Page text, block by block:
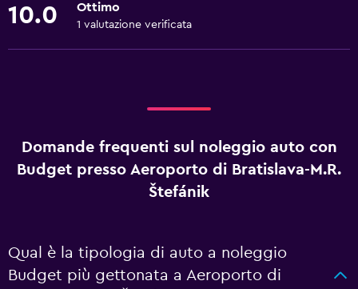
10.0 Ottimo
1 valutazione verificata
Domande frequenti sul noleggio auto con
Budget presso Aeroporto di Bratislava-M.R.
Štefánik
Qual è la tipologia di auto a noleggio
Budget più gettonata a Aeroporto di